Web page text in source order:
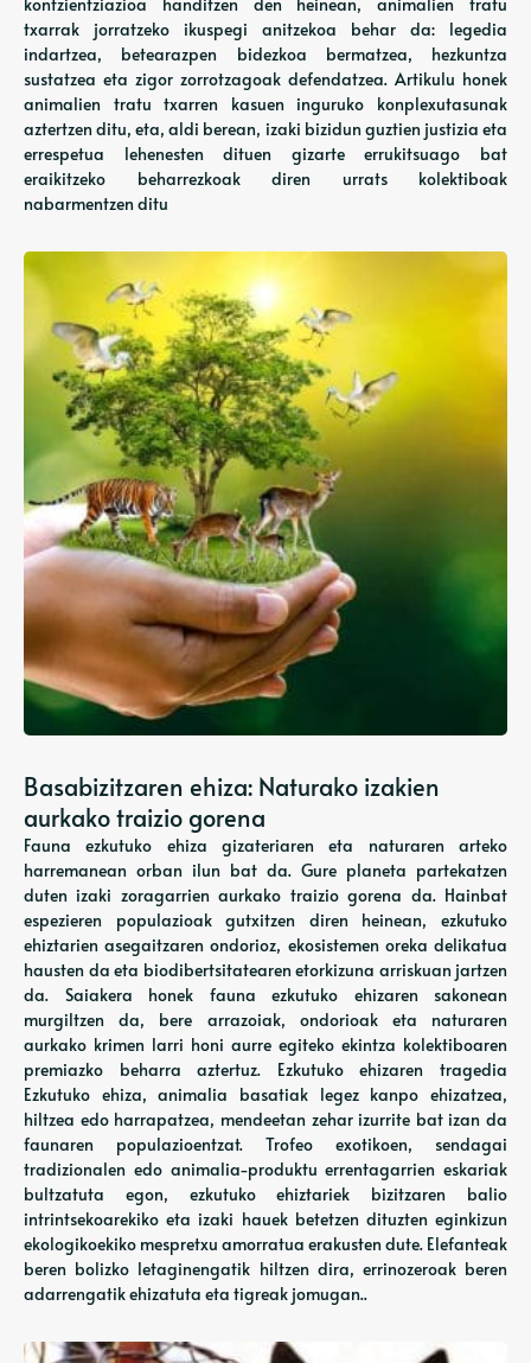
txarrak jorratzeko ikuspegi anitzekoa behar da: legedia
indartzea, betearazpen bidezkoa bermatzea, hezkuntza
sustatzea eta zigor zorrotzagoak defendatzea. Artikulu honek
animalien tratu txarren kasuen inguruko konplexutasunak
aztertzen ditu, eta, aldi berean, izaki bizidun guztien justizia eta
errespetua lehenesten dituen gizarte errukitsuago bat
eraikitzeko beharrezkoak diren urrats kolektiboak
nabarmentzen ditu
Basabizitzaren ehiza: Naturako izakien
aurkako traizio gorena
Fauna ezkutuko ehiza gizateriaren eta naturaren arteko
harremanean orban ilun bat da. Gure planeta partekatzen
duten izaki zoragarrien aurkako traizio gorena da. Hainbat
espezieren populazioak gutxitzen diren heinean, ezkutuko
ehiztarien asegaitzaren ondorioz, ekosistemen oreka delikatua
hausten da eta biodibertsitatearen etorkizuna arriskuan jartzen
da. Saiakera honek fauna ezkutuko ehizaren sakonean
murgiltzen da, bere arrazoiak, ondorioak eta naturaren
aurkako krimen larri honi aurre egiteko ekintza kolektiboaren
premiazko beharra aztertuz. Ezkutuko ehizaren tragedia
Ezkutuko ehiza, animalia basatiak legez kanpo ehizatzea,
hiltzea edo harrapatzea, mendeetan zehar izurrite bat izan da
faunaren populazioentzat. Trofeo exotikoen, sendagai
tradizionalen edo animalia-produktu errentagarrien eskariak
bultzatuta egon, ezkutuko ehiztariek bizitzaren balio
intrintsekoarekiko eta izaki hauek betetzen dituzten eginkizun
ekologikoekiko mespretxu amorratua erakusten dute. Elefanteak
beren bolizko letaginengatik hiltzen dira, errinozeroak beren
adarrengatik ehizatuta eta tigreak jomugan..